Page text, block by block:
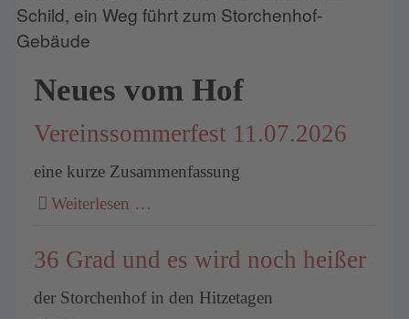
Neues vom Hof
Vereinssommerfest 11.07.2026
eine kurze Zusammenfassung
Weiterlesen …
36 Grad und es wird noch heißer
der Storchenhof in den Hitzetagen